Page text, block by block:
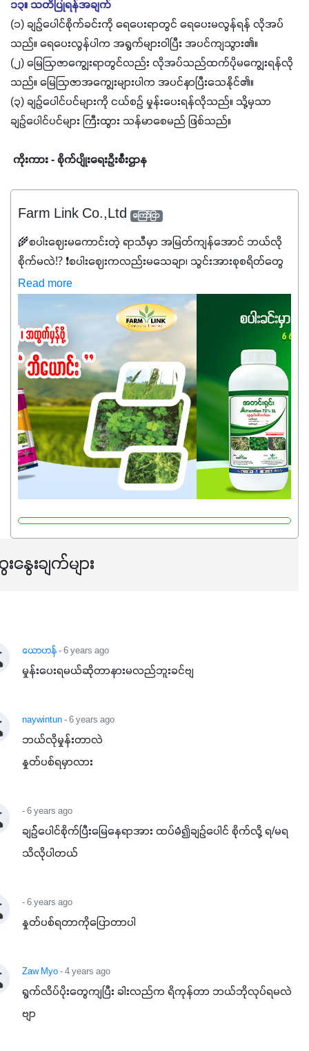
၁၃။ သတိပြုရန်အချက်
(၁) ချဉ်ပေါင်စိုက်ခင်းကို ရေပေးရာတွင် ရေပေးမလွန်ရန် လိုအပ်
သည်။ ရေပေးလွန်ပါက အရွက်များဝါပြီး အပင်ကျသွား၏။
(၂) မြေဩဇာကျွေးရာတွင်လည်း လိုအပ်သည်ထက်ပိုမကျွေးရန်လို
သည်။ မြေဩဇာအကျွေးများပါက အပင်နာပြီးသေနိုင်၏။
(၃) ချဉ်ပေါင်ပင်များကို ငယ်စဉ် မှုန်းပေးရန်လိုသည်။ သို့မှသာ
ချဉ်ပေါင်ပင်များ ကြီးထွား သန်မာစေမည် ဖြစ်သည်။
ကိုးကား - စိုက်ပျိုးရေးဦးစီးဌာန
Farm Link Co.,Ltd ကြော်ငြာ
🌾စပါးဈေးမကောင်းတဲ့ ရာသီမှာ အမြတ်ကျန်အောင် ဘယ်လို
စိုက်မလဲ⁉️ ❗စပါးဈေးကလည်းမသေချာ၊ သွင်းအားစုစရိတ်တွေ
ကလည်း တက်နေတဲ့ဒီလိုအချိန်မှာ သွင်းအားစုဖိုးကို လျှော့ချပြီး
အထွက်နှုန်းကို ထိန်းထားနိုင်မှ ဦးကြီးတို့ အဆင်ပြေမှာနော် ✔️ဒါ
ကြောင့် ကိုယ်သုံးသမျှ ကိုယ့်အတွက်အကျိုးရစေမယ့်
အရည်အသွေးစိတ်ချရတဲ့ သွင်းအားစုပစ္စည်းတွေကိုပဲ ရွေးချယ်
သုံးသင့်ပါတယ်။
Read more
နွေးချက်များ
ယောဟန်- 6 years ago
မှုန်းပေးရမယ်ဆိုတာနားမလည်ဘူးခင်ဗျ
naywintun- 6 years ago
ဘယ်လိုမှုန်းတာလဲ
နှုတ်ပစ်ရမှာလား
- 6 years ago
ချဥ််ပေါင်စိုက်ပြီးမြေနေရာအား ထပ်မံ၍ချဥ်ပေါင် စိုက်လို့ ရ/မရ
သိလိုပါတယ်
- 6 years ago
နှုတ်ပစ်ရတာကိုပြောတာပါ
Zaw Myo- 4 years ago
ရွက်လိပ်ပိုးတွေကျပြီး ခါးလည်က ရိကုန်တာ ဘယ်ဘိုလုပ်ရမလဲ
ဗျာ